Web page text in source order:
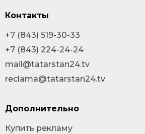
Контакты
+7 (843) 519-30-33
+7 (843) 224-24-24
mail@tatarstan24.tv
reclama@tatarstan24.tv
Дополнительно
Купить рекламу